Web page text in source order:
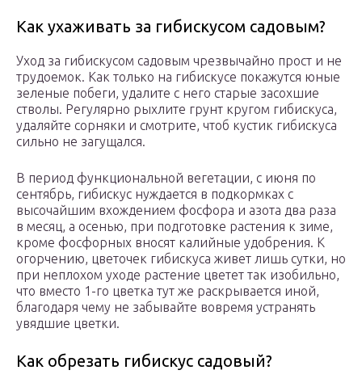
Как ухаживать за гибискусом садовым?
Уход за гибискусом садовым чрезвычайно прост и не
трудоемок. Как только на гибискусе покажутся юные
зеленые побеги, удалите с него старые засохшие
стволы. Регулярно рыхлите грунт кругом гибискуса,
удаляйте сорняки и смотрите, чтоб кустик гибискуса
сильно не загущался.
В период функциональной вегетации, с июня по
сентябрь, гибискус нуждается в подкормках с
высочайшим вхождением фосфора и азота два раза
в месяц, а осенью, при подготовке растения к зиме,
кроме фосфорных вносят калийные удобрения. К
огорчению, цветочек гибискуса живет лишь сутки, но
при неплохом уходе растение цветет так изобильно,
что вместо 1-го цветка тут же раскрывается иной,
благодаря чему не забывайте вовремя устранять
увядшие цветки.
Как обрезать гибискус садовый?